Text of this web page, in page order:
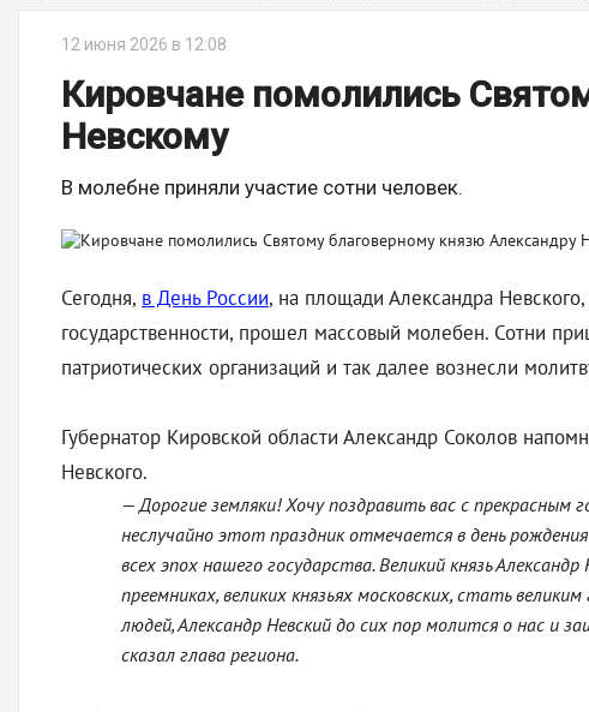
12 июня 2026 в 12:08
Кировчане помолились
Невскому
В молебне приняли участие сотни человек.
Сегодня, в День России, на площади Александра
государственности, прошел массовый молебен. Сотни
патриотических организаций и так далее вознесли
Губернатор Кировской области Александр Соколов
Невского.
— Дорогие земляки! Хочу поздравить вас с
неслучайно этот праздник отмечается в день
всех эпох нашего государства. Великий князь
преемниках, великих князьях московских, стать
людей, Александр Невский до сих пор молится о нас и
сказал глава региона.